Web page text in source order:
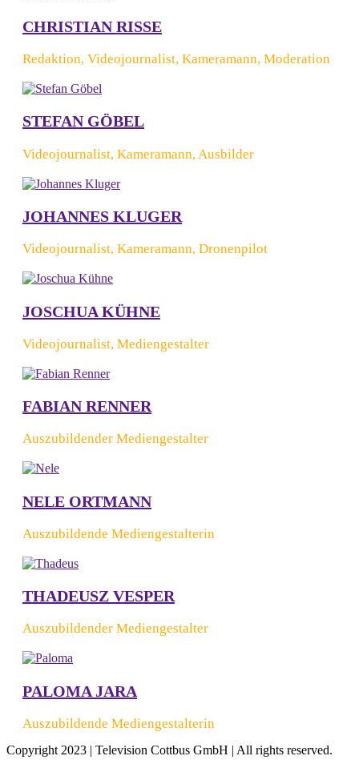
CHRISTIAN RISSE
Redaktion, Videojournalist, Kameramann, Moderation
STEFAN GÖBEL
Videojournalist, Kameramann, Ausbilder
JOHANNES KLUGER
Videojournalist, Kameramann, Dronenpilot
JOSCHUA KÜHNE
Videojournalist, Mediengestalter
FABIAN RENNER
Auszubildender Mediengestalter
NELE ORTMANN
Auszubildende Mediengestalterin
THADEUSZ VESPER
Auszubildender Mediengestalter
PALOMA JARA
Auszubildende Mediengestalterin
Copyright 2023 | Television Cottbus GmbH | All rights reserved.